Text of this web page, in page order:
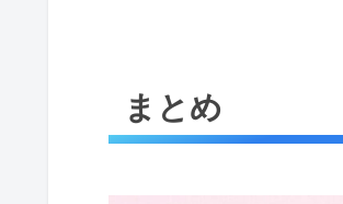
まとめ